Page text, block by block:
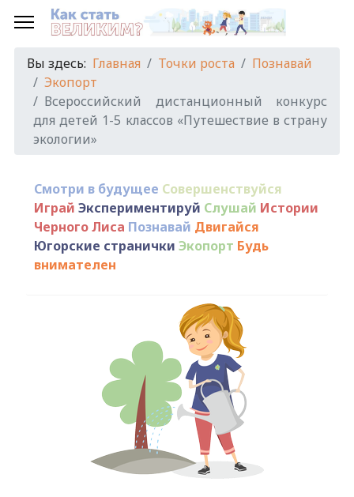
Вы здесь: Главная Точки роста
Познавай
Экопорт
Всероссийский дистанционный конкурс
для детей 1-5 классов «Путешествие в страну
экологии»
Смотри в будущее Совершенствуйся
Играй Экспериментируй Слушай Истории
Черного Лиса Познавай Двигайся
Югорские странички Экопорт Будь
внимателен